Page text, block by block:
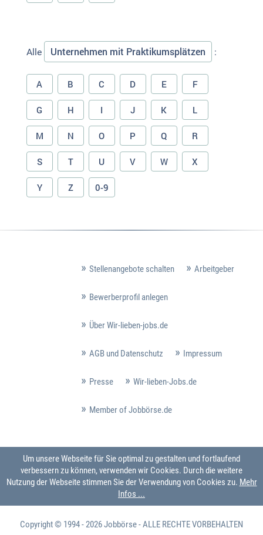
Alle Unternehmen mit Praktikumsplätzen :
A B C D E F
G H I J K L
M N O P Q R
S T U V W X
Y Z 0-9
Stellenangebote schalten Arbeitgeber
Bewerberprofil anlegen
Über Wir-lieben-jobs.de
AGB und Datenschutz Impressum
Presse Wir-lieben-Jobs.de
Member of Jobbörse.de
Um unsere Webseite für Sie optimal zu gestalten und fortlaufend
verbessern zu können, verwenden wir Cookies. Durch die weitere
Nutzung der Webseite stimmen Sie der Verwendung von Cookies zu. Mehr
Infos ...
Copyright © 1994 - 2026Jobbörse- ALLE RECHTE VORBEHALTEN